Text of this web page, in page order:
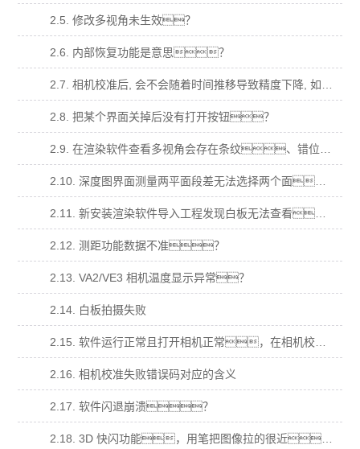
2.5. 修改多视角未生效？
2.6. 内部恢复功能是意思？
2.7. 相机校准后, 会不会随着时间推移导致精度下降, 如何验证这一点？
2.8. 把某个界面关掉后没有打开按钮？
2.9. 在渲染软件查看多视角会存在条纹、错位、明暗变化等异常？
2.10. 深度图界面测量两平面段差无法选择两个面？
2.11. 新安装渲染软件导入工程发现白板无法查看？
2.12. 测距功能数据不准？
2.13. VA2/VE3 相机温度显示异常？
2.14. 白板拍摄失败
2.15. 软件运行正常且打开相机正常，在相机校准拍摄时，提示“拍摄失败”，错 误码“14”
2.16. 相机校准失败错误码对应的含义
2.17. 软件闪退崩溃？
2.18. 3D 快闪功能，用笔把图像拉的很近，图像会消失(跳出美女污视频)无法在拖拉回 来；